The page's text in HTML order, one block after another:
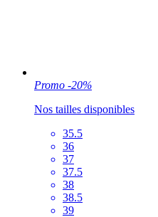
Promo -20%
Nos tailles disponibles
35.5
36
37
37.5
38
38.5
39